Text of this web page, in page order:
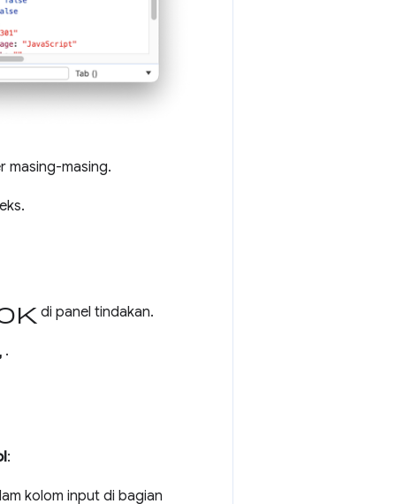
masing-masing.
di panel tindakan.
.
:
kolom input di bagian